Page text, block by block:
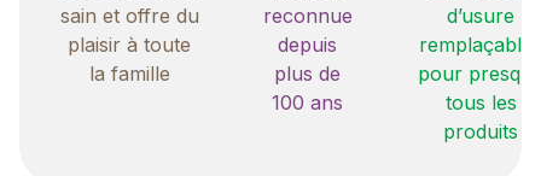
sain et offre du
plaisir à toute
la famille
reconnue
depuis
plus de
100 ans
d’usure
remplaçables
pour
tous les
produits